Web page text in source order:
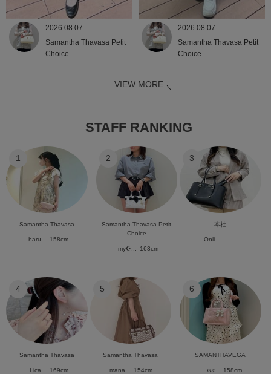
2026.08.07
Samantha Thavasa Petit
Choice
2026.08.07
Samantha Thavasa Petit
Choice
VIEW MORE
STAFF RANKING
1
Samantha Thavasa
haru... 158cm
2
Samantha Thavasa Petit
Choice
my☪︎... 163cm
3
本社
Onli...
4
Samantha Thavasa
Lica... 169cm
5
Samantha Thavasa
mana... 154cm
6
SAMANTHAVEGA
𝒎𝒂... 158cm